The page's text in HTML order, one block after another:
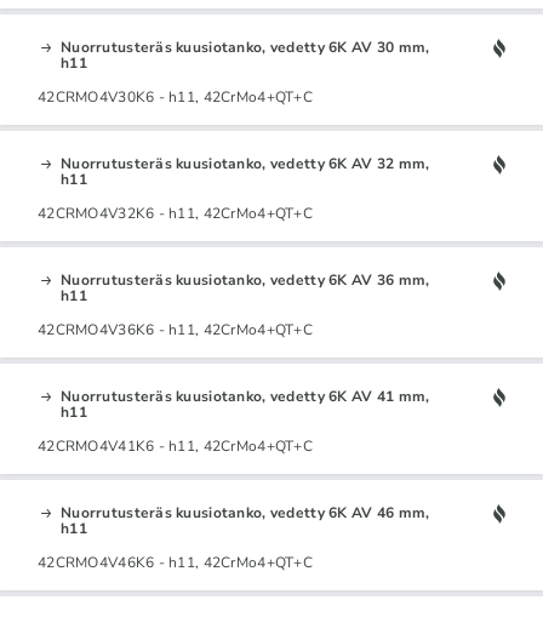
Nuorrutusteräs kuusiotanko, vedetty 6K AV 30 mm,
h11
42CRMO4V30K6 - h11, 42CrMo4+QT+C
Nuorrutusteräs kuusiotanko, vedetty 6K AV 32 mm,
h11
42CRMO4V32K6 - h11, 42CrMo4+QT+C
Nuorrutusteräs kuusiotanko, vedetty 6K AV 36 mm,
h11
42CRMO4V36K6 - h11, 42CrMo4+QT+C
Nuorrutusteräs kuusiotanko, vedetty 6K AV 41 mm,
h11
42CRMO4V41K6 - h11, 42CrMo4+QT+C
Nuorrutusteräs kuusiotanko, vedetty 6K AV 46 mm,
h11
42CRMO4V46K6 - h11, 42CrMo4+QT+C